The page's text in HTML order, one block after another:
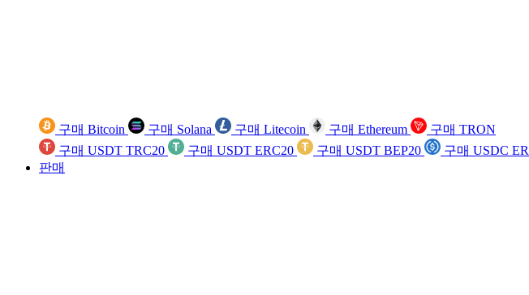
구매 Bitcoin 구매 Solana 구매 Litecoin 구매 Ethereum
구매 TRON
구매 USDT TRC20
구매 USDT ERC20 구매 USDT BEP20 구매 USDC
판매